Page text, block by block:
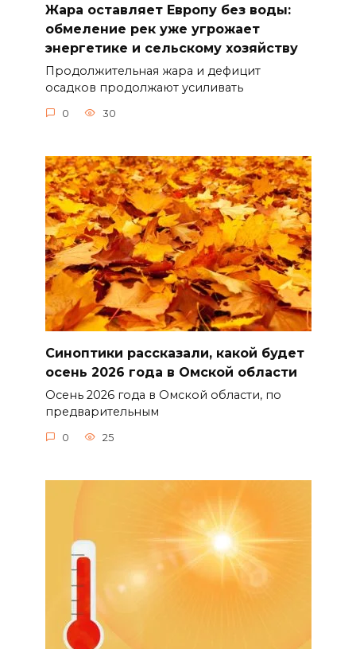
Жара оставляет Европу без воды:
обмеление рек уже угрожает
энергетике и сельскому хозяйству
Продолжительная жара и дефицит
осадков продолжают усиливать
0 30
Синоптики рассказали, какой будет
осень 2026 года в Омской области
Осень 2026 года в Омской области, по
предварительным
0 25